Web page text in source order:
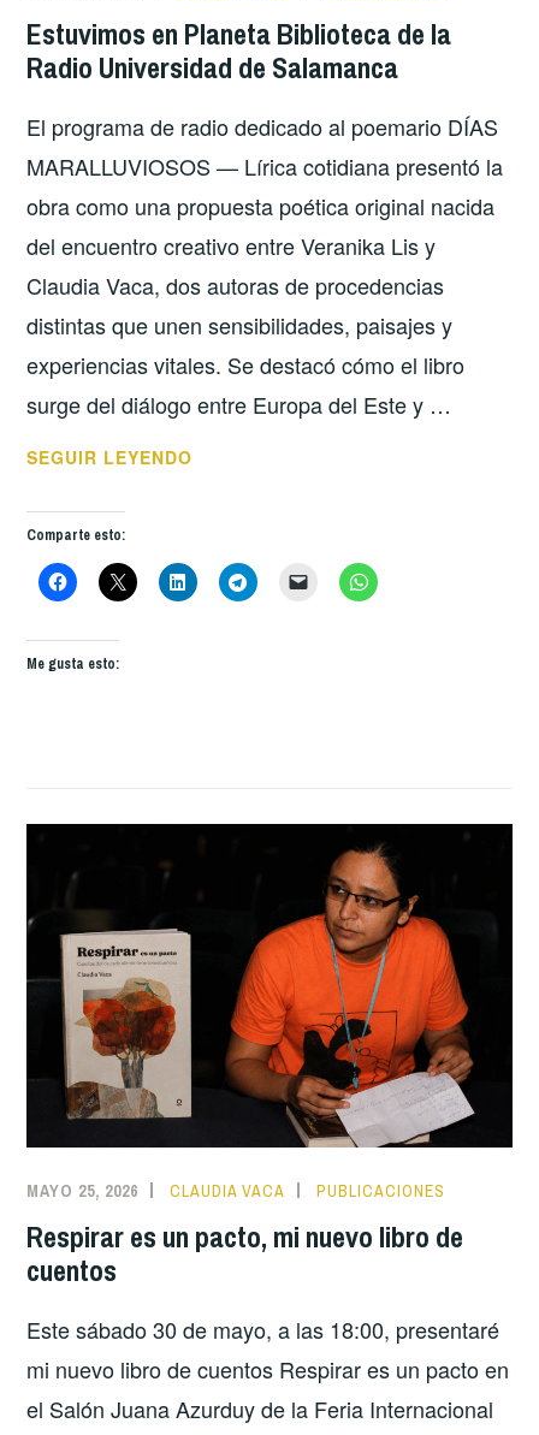
Estuvimos en Planeta Biblioteca de la
Radio Universidad de Salamanca
El programa de radio dedicado al poemario DÍAS
MARALLUVIOSOS — Lírica cotidiana presentó la
obra como una propuesta poética original nacida
del encuentro creativo entre Veranika Lis y
Claudia Vaca, dos autoras de procedencias
distintas que unen sensibilidades, paisajes y
experiencias vitales. Se destacó cómo el libro
surge del diálogo entre Europa del Este y …
SEGUIR LEYENDO
DE
Comparte esto:
Me gusta esto:
MAYO 25, 2026 CLAUDIA VACA PUBLICACIONES
Respirar es un pacto, mi nuevo libro de
cuentos
Este sábado 30 de mayo, a las 18:00, presentaré
mi nuevo libro de cuentos Respirar es un pacto en
el Salón Juana Azurduy de la Feria Internacional